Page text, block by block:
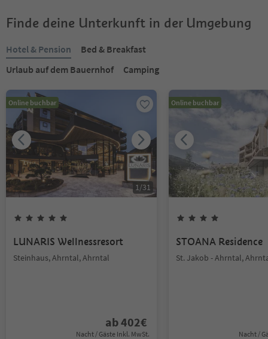
Finde deine Unterkunft in der Umgebung
Hotel & Pension
Bed & Breakfast
Urlaub auf dem Bauernhof
Camping
Online buchbar
1/31
LUNARIS Wellnessresort
Steinhaus, Ahrntal, Ahrntal
ab402€
Nacht / Gäste Inkl. MwSt.
Online buchbar
STOANA Residence
St. Jakob - Ahrntal,
Nacht /